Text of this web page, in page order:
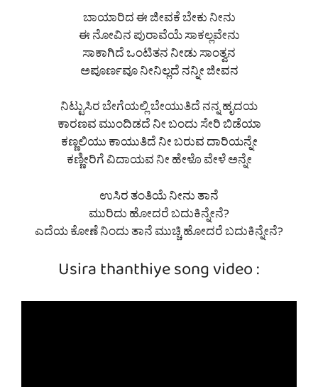
ಬಾಯಾರಿದ ಈ ಜೀವಕೆ ಬೇಕು ನೀನು
ಈ ನೋವಿನ ಪುರಾವೆಯೆ ಸಾಕಲ್ಲವೇನು
ಸಾಕಾಗಿದೆ ಒಂಟಿತನ ನೀಡು ಸಾಂತ್ವನ
ಅಪೂರ್ಣವೂ ನೀನಿಲ್ಲದೆ ನನ್ನೀ ಜೀವನ
ನಿಟ್ಟುಸಿರ ಬೇಗೆಯಲ್ಲಿ ಬೇಯುತಿದೆ ನನ್ನ ಹೃದಯ
ಕಾರಣವ ಮುಂದಿಡದೆ ನೀ ಬಂದು ಸೇರಿ ಬಿಡೆಯಾ
ಕಣ್ಣಲಿಯು ಕಾಯುತಿದೆ ನೀ ಬರುವ ದಾರಿಯನ್ನೇ
ಕಣ್ಣೀರಿಗೆ ವಿದಾಯವ ನೀ ಹೇಳೊ ವೇಳೆ ಅನ್ನೇ
ಉಸಿರ ತಂತಿಯೆ ನೀನು ತಾನೆ
ಮುರಿದು ಹೋದರೆ ಬದುಕಿನ್ನೇನೆ?
ಎದೆಯ ಕೋಣೆ ನಿಂದು ತಾನೆ ಮುಚ್ಚಿ ಹೋದರೆ ಬದುಕಿನ್ನೇನೆ?
Usira thanthiye song video :